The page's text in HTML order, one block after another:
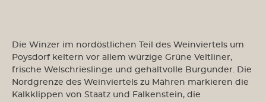
Die Winzer im nordöstlichen Teil des Weinviertels um
Poysdorf keltern vor allem würzige Grüne Veltliner,
frische Welschrieslinge und gehaltvolle Burgunder. Die
Nordgrenze des Weinviertels zu Mähren markieren die
Kalkklippen von Staatz und Falkenstein, die